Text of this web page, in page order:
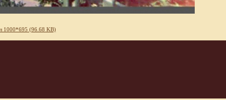
1000*695 (96.68 KB)